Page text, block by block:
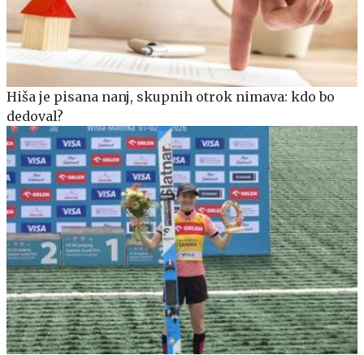
Hiša je pisana nanj, skupnih otrok nimava: kdo bo
dedoval?